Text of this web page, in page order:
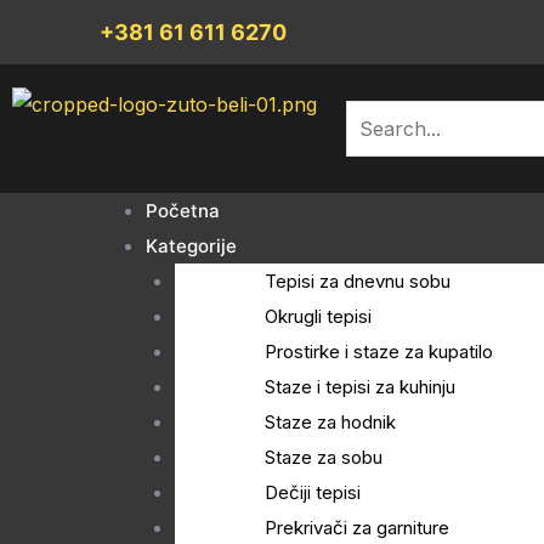
sadržaj
+381 61 611 6270
Početna
Kategorije
Tepisi za dnevnu sobu
Okrugli tepisi
Prostirke i staze za kupatilo
Staze i tepisi za kuhinju
Staze za hodnik
Staze za sobu
Dečiji tepisi
Prekrivači za garniture
Izbornik